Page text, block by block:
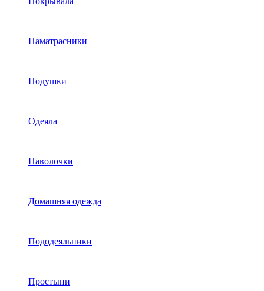
Наматрасники
Подушки
Одеяла
Наволочки
Домашняя одежда
Пододеяльники
Простыни